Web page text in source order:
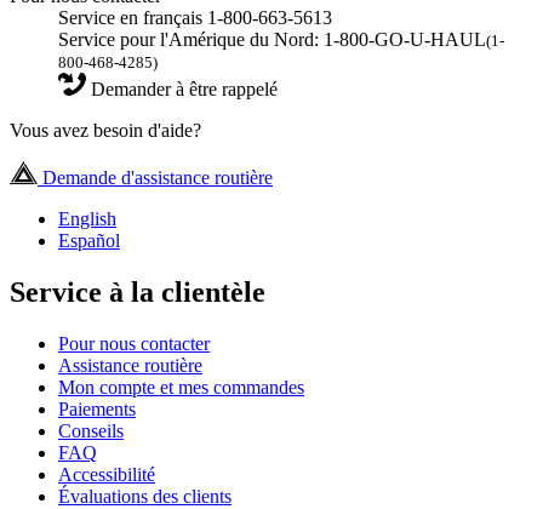
Service en français 1-800-663-5613
Service pour l'Amérique du Nord: 1-800-GO-U-HAUL(1-
800-468-4285)
Demander à être rappelé
Vous avez besoin d'aide?
Demande d'assistance routière
English
Español
Service à la clientèle
Pour nous contacter
Assistance routière
Mon compte et mes commandes
Paiements
Conseils
FAQ
Accessibilité
Évaluations des clients